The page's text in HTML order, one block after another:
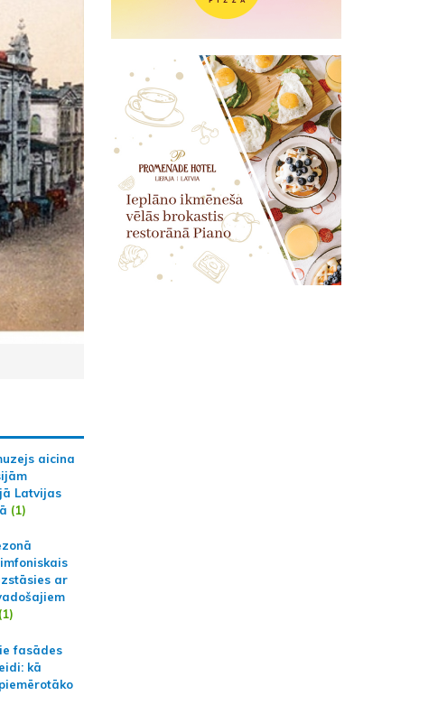
aicina
Latvijas
(1)
ar
fasādes
kā